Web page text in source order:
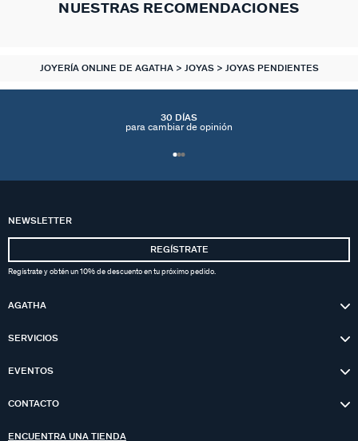
NUESTRAS RECOMENDACIONES
JOYERÍA ONLINE DE AGATHA JOYAS JOYAS PENDIENTES
30 DÍAS
para cambiar de opinión
NEWSLETTER
REGÍSTRATE
Regístrate y obtén un 10% de descuento en tu próximo pedido.
AGATHA
SERVICIOS
EVENTOS
CONTACTO
ENCUENTRA UNA TIENDA